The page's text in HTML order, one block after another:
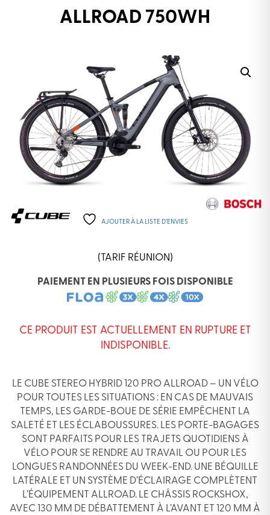
ALLROAD 750WH
AJOUTER À LA LISTE D’ENVIES
(TARIF RÉUNION)
PAIEMENT EN PLUSIEURS FOIS DISPONIBLE
CE PRODUIT EST ACTUELLEMENT EN RUPTURE ET
INDISPONIBLE.
LE CUBE STEREO HYBRID 120 PRO ALLROAD – UN VÉLO
POUR TOUTES LES SITUATIONS : EN CAS DE MAUVAIS
TEMPS, LES GARDE-BOUE DE SÉRIE EMPÊCHENT LA
SALETÉ ET LES ÉCLABOUSSURES. LES PORTE-BAGAGES
SONT PARFAITS POUR LES TRAJETS QUOTIDIENS À
VÉLO POUR SE RENDRE AU TRAVAIL OU POUR LES
LONGUES RANDONNÉES DU WEEK-END. UNE BÉQUILLE
LATÉRALE ET UN SYSTÈME D’ÉCLAIRAGE COMPLÈTENT
L’ÉQUIPEMENT ALLROAD. LE CHÂSSIS ROCKSHOX,
AVEC 130 MM DE DÉBATTEMENT À L’AVANT ET 120 MM À